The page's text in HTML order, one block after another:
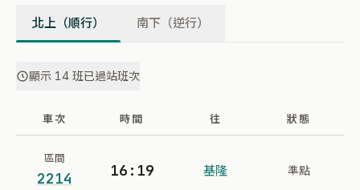
北上（順行） 南下（逆行）
顯示 14 班已過站班次
車次 時間 往 狀態
區間
2214 16:19 基隆 準點